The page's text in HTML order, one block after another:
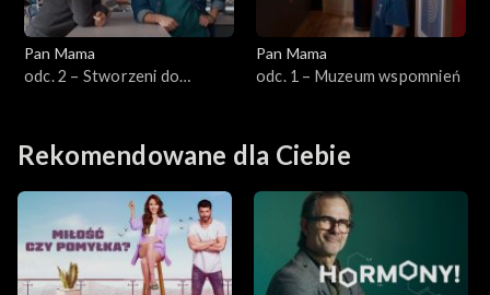
Pan Mama
odc. 2 – Stworzeni do
Pan Mama
odc. 1 – Muzeum wspomnień
Rekomendowane dla Ciebie